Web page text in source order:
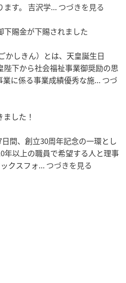
す。 吉沢学... つづきを見る
賜金が下賜されました
しきん）とは、天皇誕生日
陛下から社会福祉事業御奨励の思
に係る事業成績優秀な施... つづ
した！
間、創立30周年記念の一環とし
年以上の職員で希望する人と理事
クスフォ... つづきを見る